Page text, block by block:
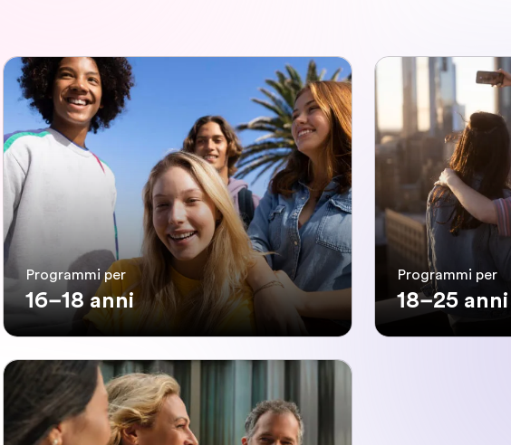
Programmi per
16–18 anni
Programmi per
18–25 anni